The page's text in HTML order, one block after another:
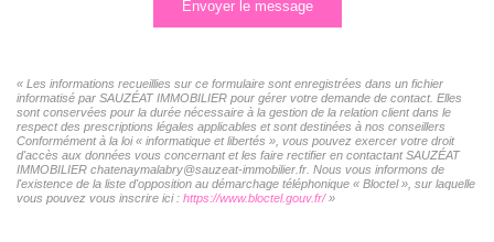
Envoyer le message
« Les informations recueillies sur ce formulaire sont enregistrées dans un fichier
informatisé par SAUZÉAT IMMOBILIER pour gérer votre demande de contact. Elles
sont conservées pour la durée nécessaire à la gestion de la relation client dans le
respect des prescriptions légales applicables et sont destinées à nos conseillers
Conformément à la loi « informatique et libertés », vous pouvez exercer votre droit
d'accès aux données vous concernant et les faire rectifier en contactant SAUZÉAT
IMMOBILIER chatenaymalabry@sauzeat-immobilier.fr. Nous vous informons de
l'existence de la liste d'opposition au démarchage téléphonique « Bloctel », sur laquelle
vous pouvez vous inscrire ici : https://www.bloctel.gouv.fr/»